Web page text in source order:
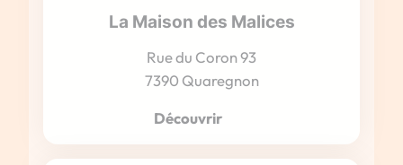
La Maison des Malices
Rue du Coron 93
7390 Quaregnon
Découvrir